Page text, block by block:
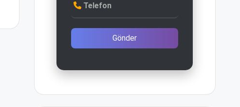
Telefon
Gönder